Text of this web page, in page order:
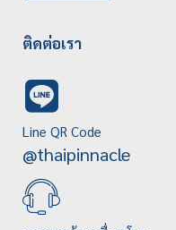
ติดต่อเรา
Line QR Code
@thaipinnacle